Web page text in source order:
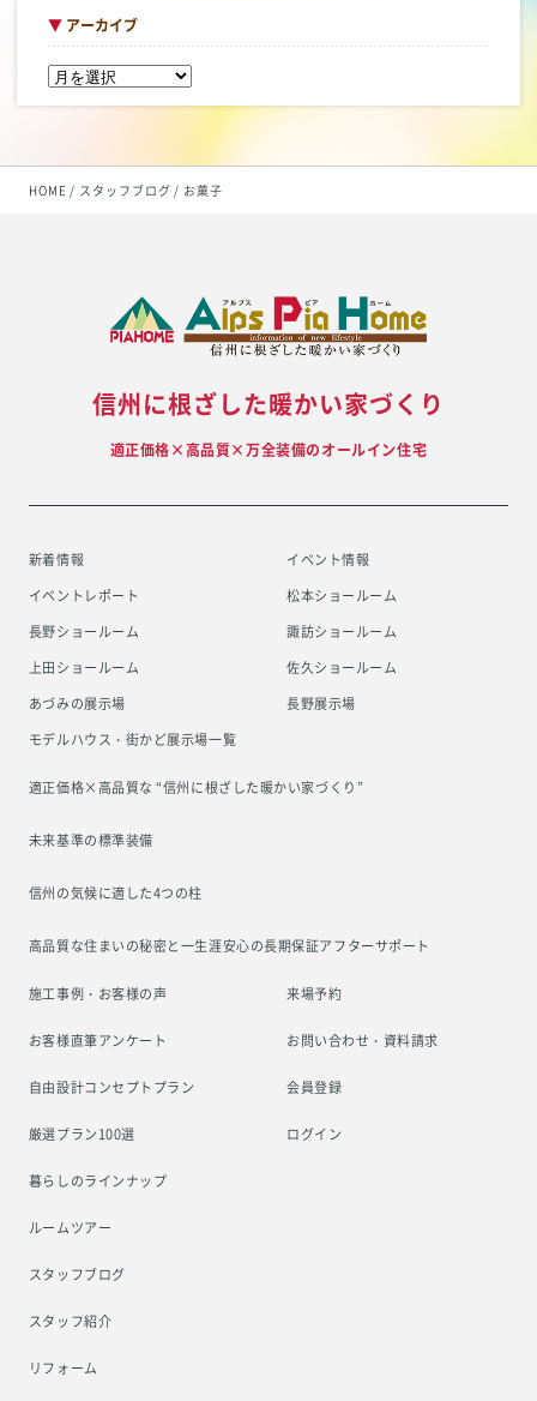
HOME スタッフブログ お菓子
▼ アーカイブ
信州に根ざした暖かい家づくり
適正価格×高品質×万全装備のオールイン住宅
新着情報
イベント情報
イベントレポート
松本ショールーム
長野ショールーム
諏訪ショールーム
上田ショールーム
佐久ショールーム
あづみの展示場
長野展示場
モデルハウス・街かど展示場一覧
適正価格×高品質な “信州に根ざした暖かい家づくり”
未来基準の標準装備
信州の気候に適した4つの柱
高品質な住まいの秘密と一生涯安心の長期保証アフターサポート
施工事例・お客様の声
お客様直筆アンケート
自由設計コンセプトプラン
厳選プラン100選
暮らしのラインナップ
ルームツアー
スタッフブログ
スタッフ紹介
リフォーム
来場予約
お問い合わせ・資料請求
会員登録
ログイン